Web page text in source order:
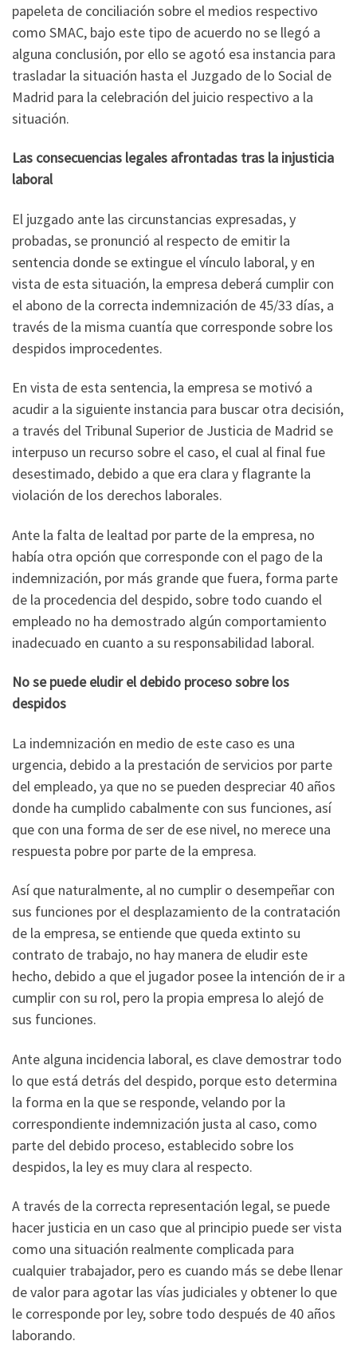
papeleta de conciliación sobre el medios respectivo
como SMAC, bajo este tipo de acuerdo no se llegó a
alguna conclusión, por ello se agotó esa instancia para
trasladar la situación hasta el Juzgado de lo Social de
Madrid para la celebración del juicio respectivo a la
situación.
Las consecuencias legales afrontadas tras la injusticia
laboral
El juzgado ante las circunstancias expresadas, y
probadas, se pronunció al respecto de emitir la
sentencia donde se extingue el vínculo laboral, y en
vista de esta situación, la empresa deberá cumplir con
el abono de la correcta indemnización de 45/33 días, a
través de la misma cuantía que corresponde sobre los
despidos improcedentes.
En vista de esta sentencia, la empresa se motivó a
acudir a la siguiente instancia para buscar otra decisión,
a través del Tribunal Superior de Justicia de Madrid se
interpuso un recurso sobre el caso, el cual al final fue
desestimado, debido a que era clara y flagrante la
violación de los derechos laborales.
Ante la falta de lealtad por parte de la empresa, no
había otra opción que corresponde con el pago de la
indemnización, por más grande que fuera, forma parte
de la procedencia del despido, sobre todo cuando el
empleado no ha demostrado algún comportamiento
inadecuado en cuanto a su responsabilidad laboral.
No se puede eludir el debido proceso sobre los
despidos
La indemnización en medio de este caso es una
urgencia, debido a la prestación de servicios por parte
del empleado, ya que no se pueden despreciar 40 años
donde ha cumplido cabalmente con sus funciones, así
que con una forma de ser de ese nivel, no merece una
respuesta pobre por parte de la empresa.
Así que naturalmente, al no cumplir o desempeñar con
sus funciones por el desplazamiento de la contratación
de la empresa, se entiende que queda extinto su
contrato de trabajo, no hay manera de eludir este
hecho, debido a que el jugador posee la intención de ir a
cumplir con su rol, pero la propia empresa lo alejó de
sus funciones.
Ante alguna incidencia laboral, es clave demostrar todo
lo que está detrás del despido, porque esto determina
la forma en la que se responde, velando por la
correspondiente indemnización justa al caso, como
parte del debido proceso, establecido sobre los
despidos, la ley es muy clara al respecto.
A través de la correcta representación legal, se puede
hacer justicia en un caso que al principio puede ser vista
como una situación realmente complicada para
cualquier trabajador, pero es cuando más se debe llenar
de valor para agotar las vías judiciales y obtener lo que
le corresponde por ley, sobre todo después de 40 años
laborando.